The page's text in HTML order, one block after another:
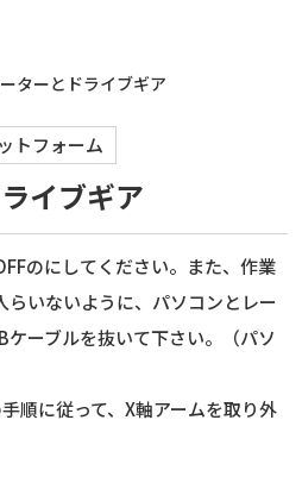
ターとドライブギア
トフォーム
イブギア
のにしてください。また、作業
らいないように、パソコンとレー
ケーブルを抜いて下さい。（パソ
順に従って、X軸アームを取り外